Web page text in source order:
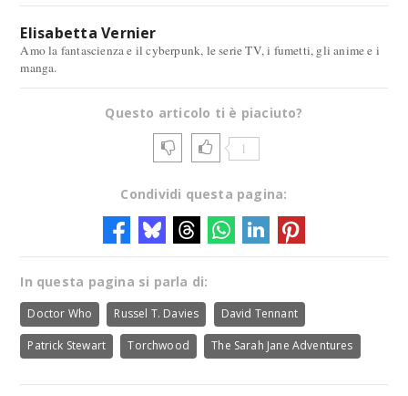
Elisabetta Vernier
Amo la fantascienza e il cyberpunk, le serie TV, i fumetti, gli anime e i
manga.
Questo articolo ti è piaciuto?
1
Condividi questa pagina:
In questa pagina si parla di:
Doctor Who Russel T. Davies David Tennant
Patrick Stewart Torchwood The Sarah Jane Adventures